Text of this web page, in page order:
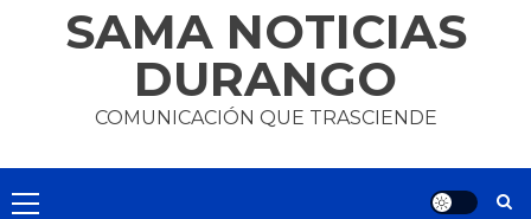
SAMA NOTICIAS
DURANGO
COMUNICACIÓN QUE TRASCIENDE
Primary